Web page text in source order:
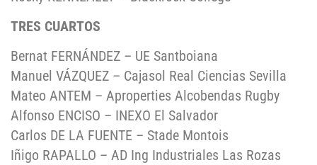
TRES CUARTOS
Bernat FERNÁNDEZ – UE Santboiana
Manuel VÁZQUEZ – Cajasol Real Ciencias Sevilla
Mateo ANTEM – Aproperties Alcobendas Rugby
Alfonso ENCISO – INEXO El Salvador
Carlos DE LA FUENTE – Stade Montois
Iñigo RAPALLO – AD Ing Industriales Las Rozas